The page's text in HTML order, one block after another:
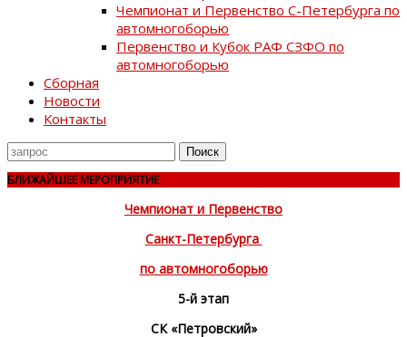
Чемпионат и Первенство С-Петербурга по
автомногоборью
Первенство и Кубок РАФ СЗФО по
автомногоборью
Сборная
Новости
Контакты
Поиск
для
БЛИЖАЙШЕЕ МЕРОПРИЯТИЕ
Чемпионат и Первенство
Санкт-Петербурга
по автомногоборью
5-й этап
СК «Петровский»